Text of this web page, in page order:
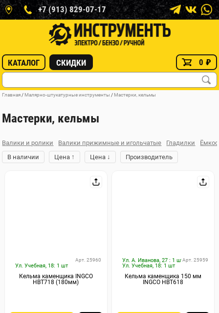
+7 (913) 829-07-17
КАТАЛОГ СКИДКИ 0 ₽
Главная / Малярно-штукатурные инструменты / Мастерки, кельмы
Мастерки, кельмы
Валики и ролики Валики прижимные и игольчатые Гладилки
В наличии
Цена ↑ Цена ↓ Производитель
Ул. Учебная, 18: 1 шт
Арт. 25960
Кельма каменщика INGCO
HBT718 (180мм)
Ул. А. Иванова, 27 : 1 шт
Ул. Учебная, 18: 1 шт
Арт. 25959
Кельма каменщика 150 мм
INGCO HBT618